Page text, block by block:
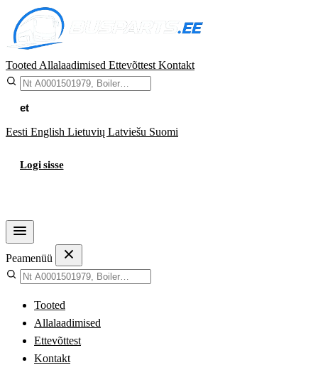
Tooted Allalaadimised Ettevõttest Kontakt
et
Eesti English Lietuvių Latviešu Suomi
Logi sisse
Peamenüü
Tooted
Allalaadimised
Ettevõttest
Kontakt